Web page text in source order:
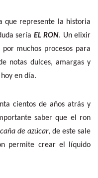
que represente la historia
sería EL RON. Un elixir
muchos procesos para
notas dulces, amargas y
en día.
cientos de años atrás y
saber que el ron
caña de azúcar, de este sale
permite crear el líquido